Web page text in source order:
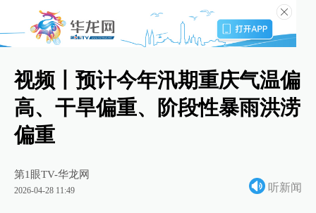
视频丨预计今年汛期重庆气温偏
高、干旱偏重、阶段性暴雨洪涝
偏重
第1眼TV-华龙网
2026-04-28 11:49 听新闻